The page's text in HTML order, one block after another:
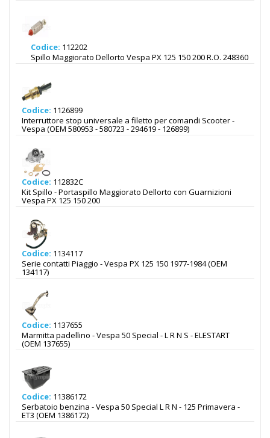
Codice: 112202
Spillo Maggiorato Dellorto Vespa PX 125 150 200 R.O. 248360
Codice: 1126899
Interruttore stop universale a filetto per comandi Scooter -
Vespa (OEM 580953 - 580723 - 294619 - 126899)
Codice: 112832C
Kit Spillo - Portaspillo Maggiorato Dellorto con Guarnizioni
Vespa PX 125 150 200
Codice: 1134117
Serie contatti Piaggio - Vespa PX 125 150 1977-1984 (OEM
134117)
Codice: 1137655
Marmitta padellino - Vespa 50 Special - L R N S - ELESTART
(OEM 137655)
Codice: 11386172
Serbatoio benzina - Vespa 50 Special L R N - 125 Primavera -
ET3 (OEM 1386172)